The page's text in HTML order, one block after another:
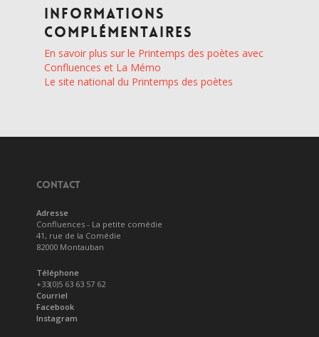
Informations
complémentaires
En savoir plus sur le Printemps des poètes avec
Confluences et La Mémo
Le site national du Printemps des poètes
CONTACT
Adresse
Confluences - La petite comédie
41, rue de la Comédie
82000 Montauban
Téléphone
+33(0)5 63 63 57 62
Courriel
Facebook
Instagram